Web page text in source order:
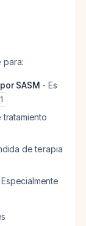
para:
SASM - Es
1
tratamiento
de terapia